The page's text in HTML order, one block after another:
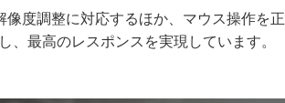
度調整に対応するほか、マウス操作を
最高のレスポンスを実現しています。